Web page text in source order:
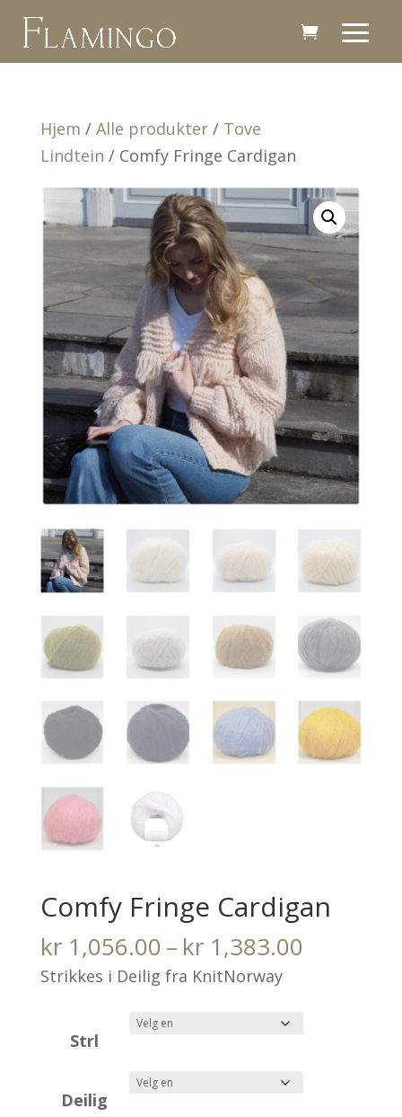
Hjem / Alle produkter/ Tove
Lindtein / Comfy Fringe Cardigan
Comfy Fringe Cardigan
kr1,056.00– kr1,383.00
Strikkes i Deilig fra KnitNorway
Strl
Deilig